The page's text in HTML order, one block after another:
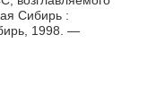
Сибирь :
1998. —